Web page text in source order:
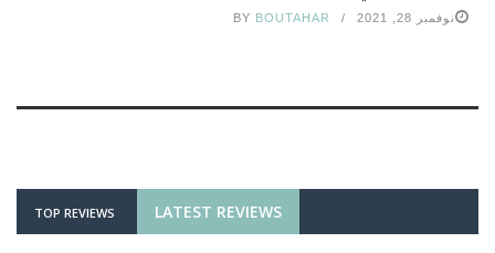
نوفمبر 28, 2021 BY BOUTAHAR
LATEST REVIEWS
TOP REVIEWS